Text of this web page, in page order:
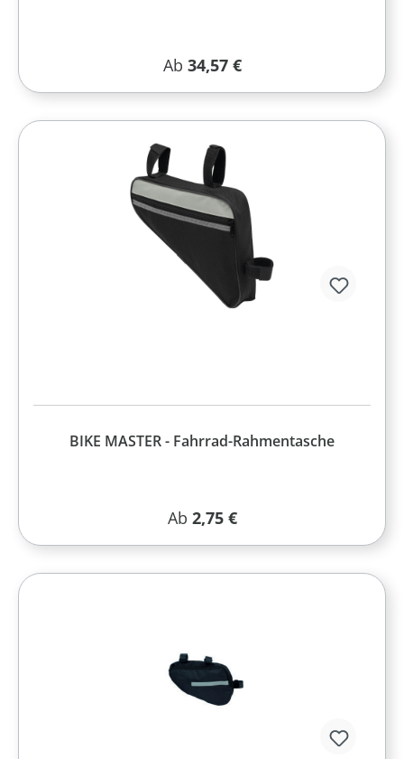
Regulärer Preis:
Ab 34,57 €
BIKE MASTER - Fahrrad-Rahmentasche
Regulärer Preis:
Ab 2,75 €